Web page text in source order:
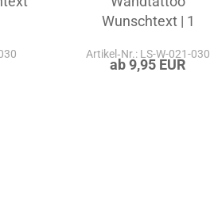
Wunschtext | 1
Artikel‑Nr.: LS-W-021-030
ab 9,95 EUR